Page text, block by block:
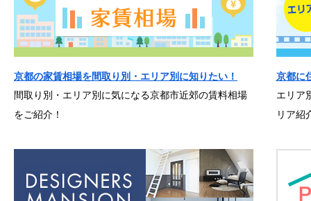
京都の家賃相場を間取り別・エリア別に知りたい！
間取り別・エリア別に気になる京都市近郊の賃料相場
をご紹介！
京都に
エリア
リア紹